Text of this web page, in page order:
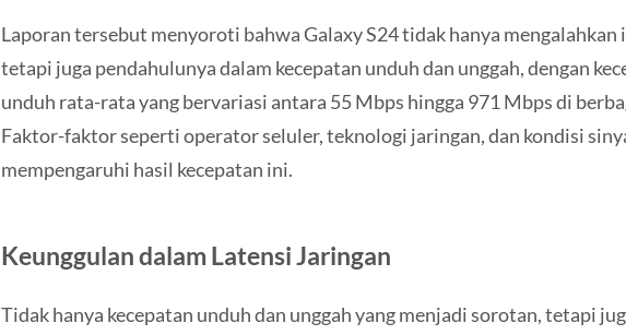
Laporan tersebut menyoroti bahwa Galaxy S24 tidak hanya mengalahkan
tetapi juga pendahulunya dalam kecepatan unduh dan unggah, dengan
unduh rata-rata yang bervariasi antara 55 Mbps hingga 971 Mbps di
Faktor-faktor seperti operator seluler, teknologi jaringan, dan kondisi
mempengaruhi hasil kecepatan ini.
Keunggulan dalam Latensi Jaringan
Tidak hanya kecepatan unduh dan unggah yang menjadi sorotan, tetapi